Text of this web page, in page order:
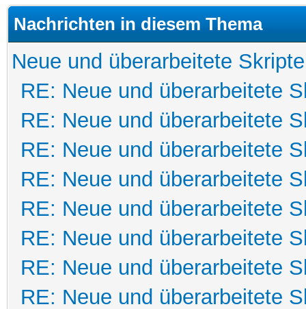
Nachrichten in diesem Thema
Neue und überarbeitete Skripte
RE: Neue und überarbeitete
RE: Neue und überarbeitete
RE: Neue und überarbeitete
RE: Neue und überarbeitete
RE: Neue und überarbeitete
RE: Neue und überarbeitete
RE: Neue und überarbeitete
RE: Neue und überarbeitete